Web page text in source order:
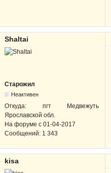
Shaltai
Старожил
Неактивен
Откуда: пгт Медвежуть
Ярославской обл.
На форуме с 01-04-2017
Сообщений: 1 343
kisa